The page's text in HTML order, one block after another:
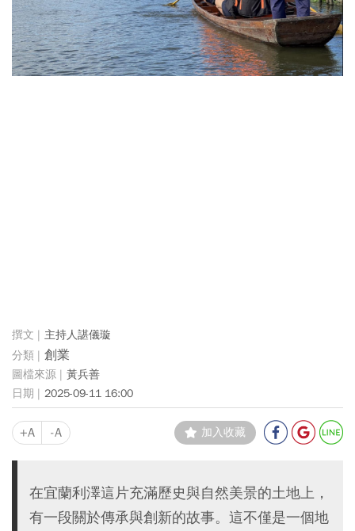
主持人諶儀璇
創業
黃兵善
2025-09-11 16:00
+A -A 加入收藏
在宜蘭利澤這片充滿歷史與自然美景的土地上，
有一段關於傳承與創新的故事。這不僅是一個地